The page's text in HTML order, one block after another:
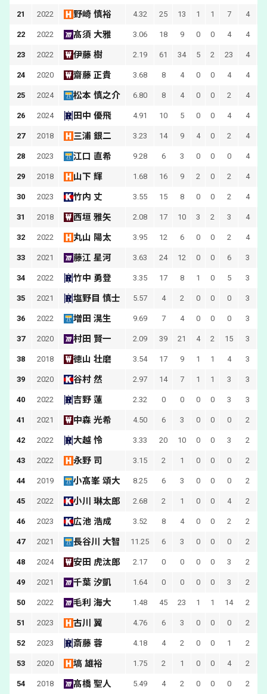
21 2022 野崎 慎裕 4.32 25 13 1 1 7 4
22 2022 髙須 大雅 3.06 18 9 0 0 4 4
23 2022 伊藤 樹 2.19 61 34 5 2 23 4
24 2020 齋藤 正貴 3.68 8 4 0 0 4 4
25 2024 松本 慎之介 6.80 8 4 0 0 2 4
26 2024 田中 優飛 4.91 10 5 0 0 4 4
27 2018 三浦 銀二 3.23 14 9 4 0 2 4
28 2023 江口 直希 9.28 6 3 0 0 0 4
29 2018 山下 輝 1.68 16 9 2 0 2 4
30 2023 竹内 丈 3.55 15 8 0 0 2 4
31 2018 西垣 雅矢 2.08 17 10 3 2 3 4
32 2022 丸山 陽太 3.95 12 6 0 0 2 4
33 2021 藤江 星河 3.63 24 12 0 0 6 3
34 2022 竹中 勇登 3.35 17 8 1 0 5 3
35 2021 塩野目 慎士 5.57 4 2 0 0 0 3
36 2022 増田 滉生 9.69 7 4 0 0 0 3
37 2020 村田 賢一 2.09 39 21 4 2 15 3
38 2018 徳山 壮磨 3.54 17 9 1 1 4 3
39 2020 谷村 然 2.97 14 7 1 1 3 3
40 2022 吉野 蓮 2.32 0 0 0 0 3 3
41 2021 中森 光希 4.50 6 3 0 0 0 2
42 2022 大越 怜 3.33 20 10 0 0 3 2
43 2022 永野 司 3.15 2 1 0 0 0 2
44 2019 小髙峯 頌大 8.25 6 3 0 0 0 2
45 2022 小川 琳太郎 2.68 2 1 0 0 4 2
46 2023 広池 浩成 3.52 8 4 0 0 2 2
47 2021 長谷川 大智 11.25 6 3 0 0 0 2
48 2024 安田 虎汰郎 2.17 0 0 0 0 3 2
49 2021 千葉 汐凱 1.64 0 0 0 0 3 2
50 2022 毛利 海大 1.48 45 23 1 1 14 2
51 2023 古川 翼 4.76 6 3 0 0 0 2
52 2023 斎藤 蓉 4.18 4 2 0 0 1 2
53 2020 塙 雄裕 1.75 2 1 0 0 4 2
54 2018 髙橋 聖人 5.49 4 2 0 0 0 2